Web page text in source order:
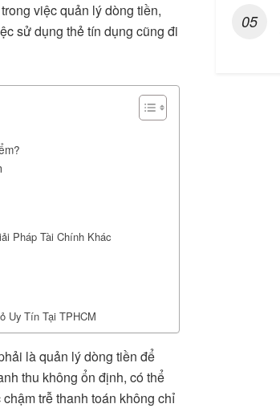
việc quản lý dòng tiền,
sử dụng thẻ tín dụng cũng đi
Pháp Tài Chính Khác
Uy Tín Tại TPHCM
là quản lý dòng tiền để
thu không ổn định, có thể
trễ thanh toán không chỉ